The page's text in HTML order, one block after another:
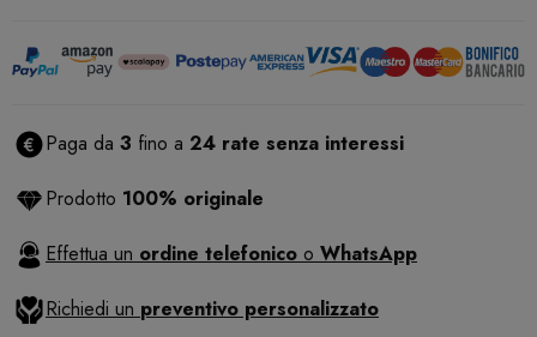
Paga da 3 fino a 24 rate senza interessi
Prodotto 100% originale
Effettua un ordine telefonico o WhatsApp
Richiedi un preventivo personalizzato